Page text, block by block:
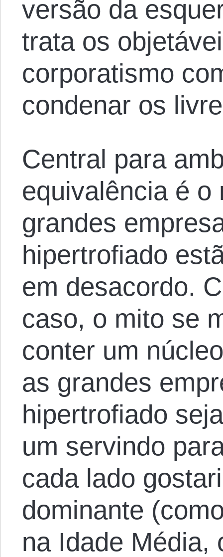
versão da
trata os
corporatismo
condenar os
Central para
equivalência é o
grandes
hipertrofiado
em desacordo.
caso, o mito se
conter um
as grandes
hipertrofiado
um servindo
cada lado
dominante
na Idade Média,